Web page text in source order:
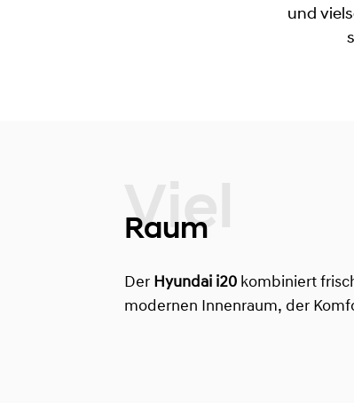
und
Raum
Der Hyundai i20 kombiniert
modernen Innenraum, der